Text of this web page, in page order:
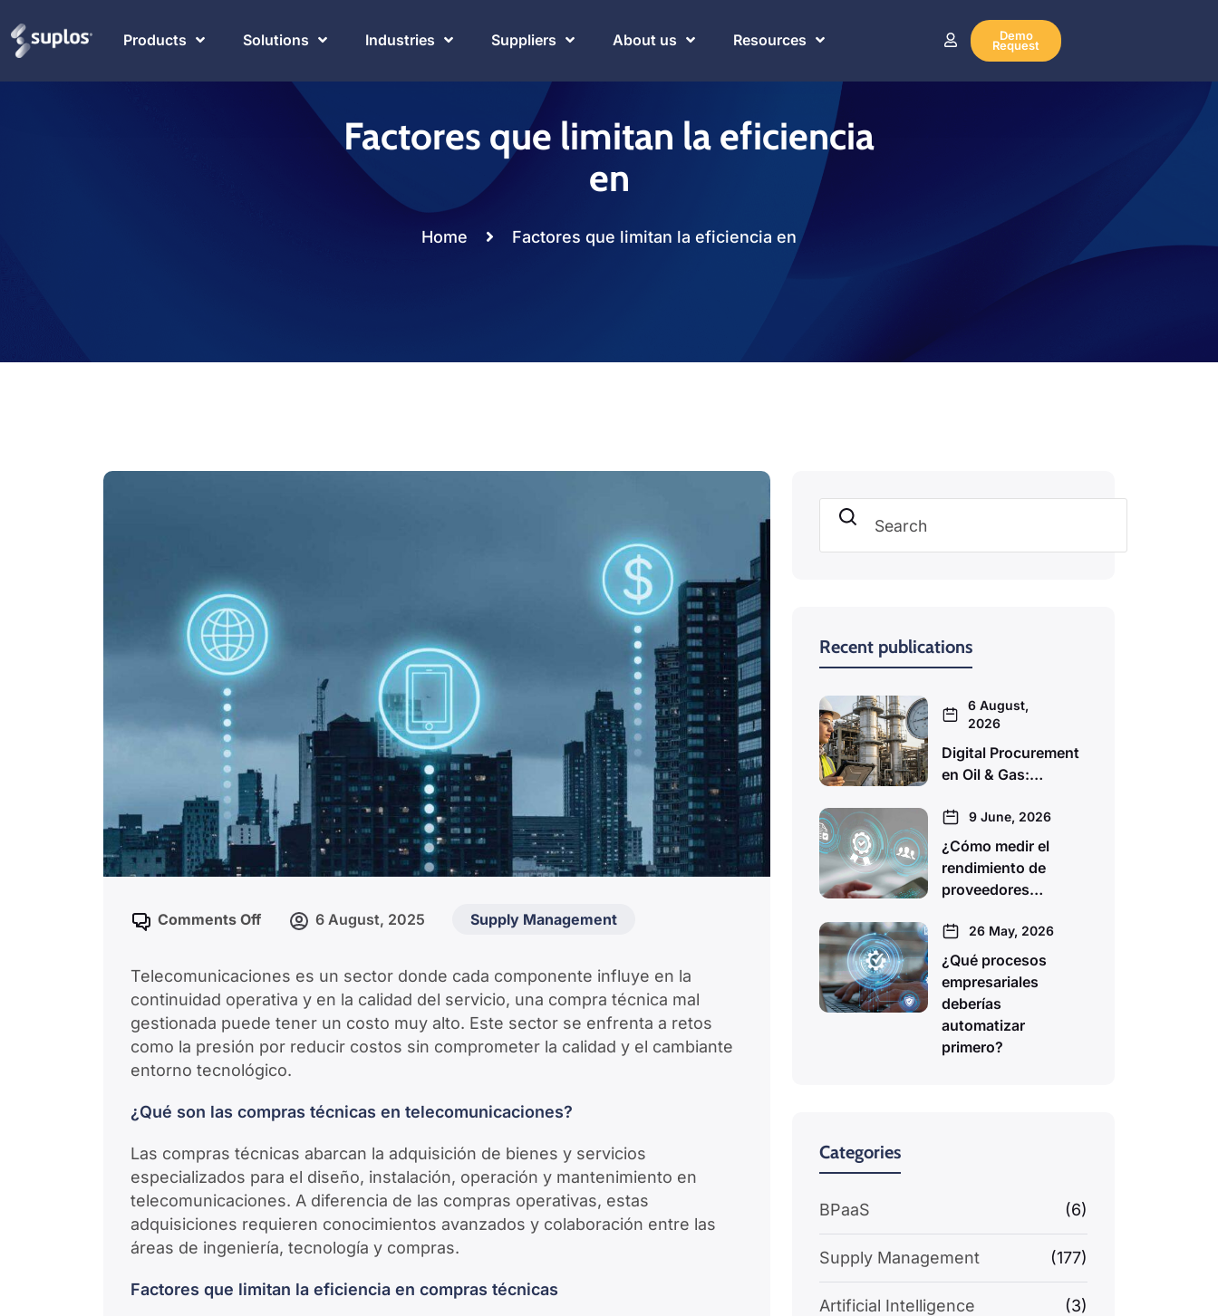
Products Solutions Industries Suppliers About us Resources Demo
Request
Factores que limitan la eficiencia
en
Home Factores que limitan la eficiencia en
Comments Off 6 August, 2025 Supply Management
Telecomunicaciones es un sector donde cada componente influye en la
continuidad operativa y en la calidad del servicio, una compra técnica mal
gestionada puede tener un costo muy alto. Este sector se enfrenta a retos
como la presión por reducir costos sin comprometer la calidad y el cambiante
entorno tecnológico.
¿Qué son las compras técnicas en telecomunicaciones?
Las compras técnicas abarcan la adquisición de bienes y servicios
especializados para el diseño, instalación, operación y mantenimiento en
telecomunicaciones. A diferencia de las compras operativas, estas
adquisiciones requieren conocimientos avanzados y colaboración entre las
áreas de ingeniería, tecnología y compras.
Factores que limitan la eficiencia en compras técnicas
Search
Recent publications
6 August,
2026
Digital Procurement
en Oil & Gas:…
9 June, 2026
¿Cómo medir el
rendimiento de
proveedores…
26 May, 2026
¿Qué procesos
empresariales
deberías
automatizar
primero?
Categories
BPaaS (6)
Supply Management (177)
Artificial Intelligence (3)